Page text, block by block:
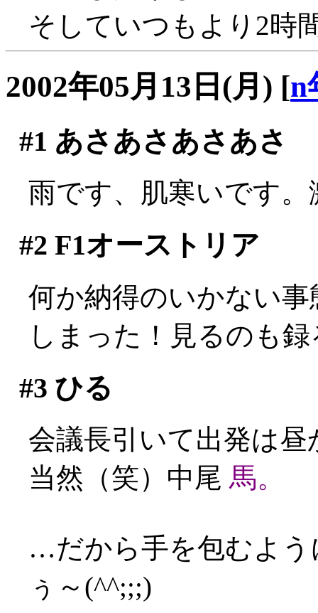
そしていつもより2時
2002年05月13日(月) [n
#1 あさあさあさあさ
雨です、肌寒いです
#2 F1オーストリア
何か納得のいかない
しまった！見るのも
#3 ひる
会議長引いて出発は昼
当然（笑）中尾 馬。
…だから手を包むよう
ぅ～(^^;;;)